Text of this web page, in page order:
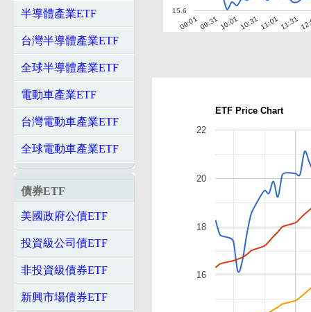
半導體產業ETF
台灣半導體產業ETF
全球半導體產業ETF
電動車產業ETF
台灣電動車產業ETF
全球電動車產業ETF
債券ETF
美國政府公債ETF
投資級公司債ETF
非投資級債券ETF
新興市場債券ETF
09:0109:3110:0110:3111:0111:31
15.6
ETF Price Chart
16
18
20
22